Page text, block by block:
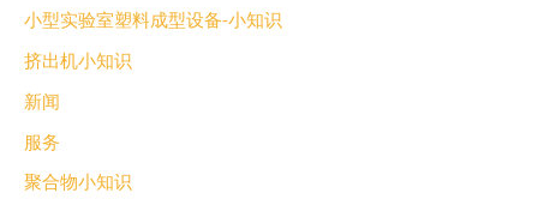
小型实验室塑料成型设备-小知识
挤出机小知识
新闻
服务
聚合物小知识